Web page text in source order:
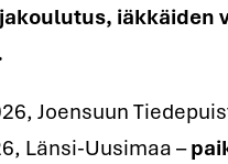
iäkkäiden
Joensuun
Länsi-Uusimaa –